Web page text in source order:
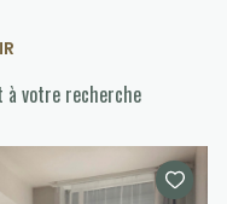
à votre recherche